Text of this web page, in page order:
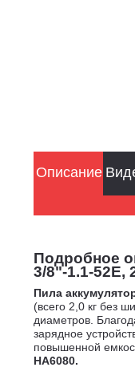
Подробное
3/8"-1.1-52E,
Пила
(всего 2,0 кг без
диаметров.
зарядное
повышенной
HA6080.
Описание